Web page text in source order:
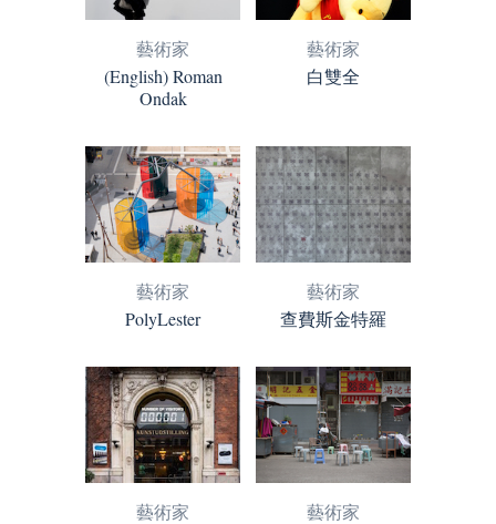
藝術家
(English) Roman
Ondak
藝術家
白雙全
藝術家
PolyLester
藝術家
查費斯金特羅
藝術家
藝術家